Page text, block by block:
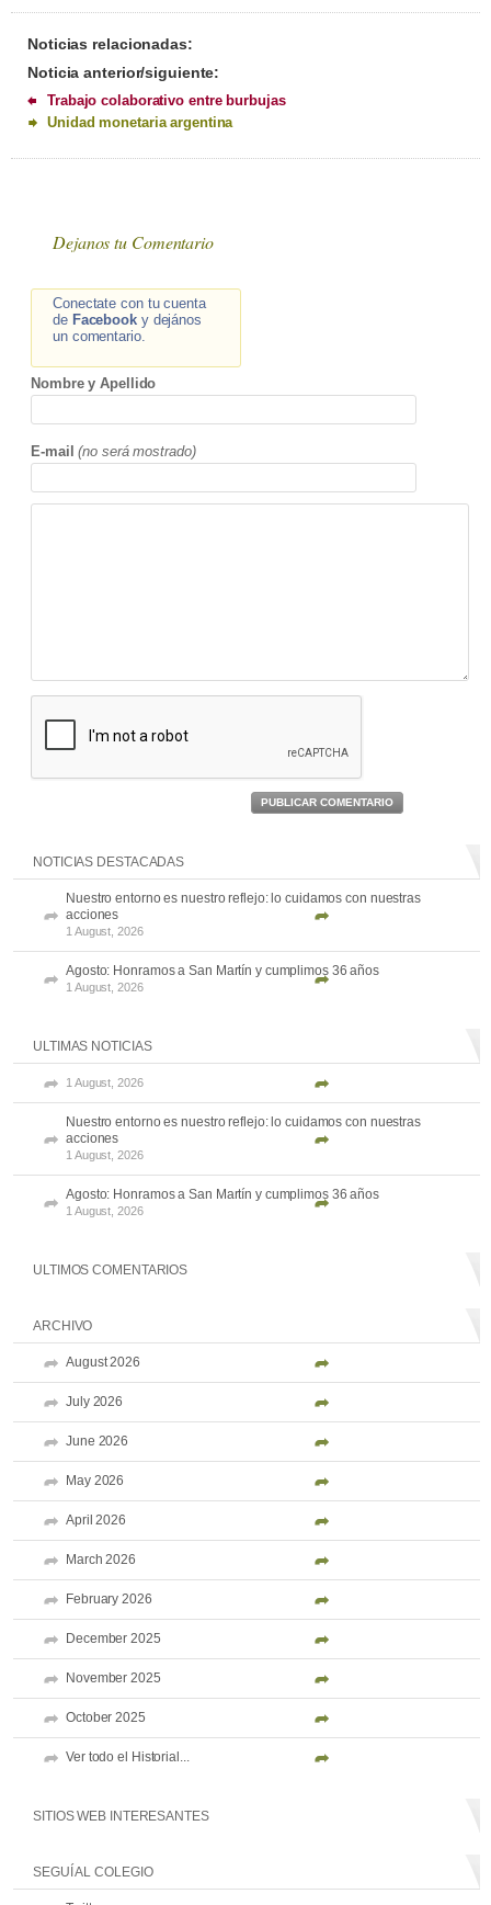
Noticias relacionadas:
Noticia anterior/siguiente:
Trabajo colaborativo entre burbujas
Unidad monetaria argentina
Dejanos tu Comentario
Conectate con tu cuenta
de Facebooky dejános
un comentario.
Nombre y Apellido
E-mail (no será mostrado)
PUBLICAR COMENTARIO
NOTICIAS DESTACADAS
Nuestro entorno es nuestro reflejo: lo cuidamos con nuestras
acciones
1 August, 2026
Agosto: Honramos a San Martín y cumplimos 36 años
1 August, 2026
ULTIMAS NOTICIAS
1 August, 2026
Nuestro entorno es nuestro reflejo: lo cuidamos con nuestras
acciones
1 August, 2026
Agosto: Honramos a San Martín y cumplimos 36 años
1 August, 2026
ULTIMOS COMENTARIOS
ARCHIVO
August 2026
July 2026
June 2026
May 2026
April 2026
March 2026
February 2026
December 2025
November 2025
October 2025
Ver todo el Historial...
SITIOS WEB INTERESANTES
SEGUÍ AL COLEGIO